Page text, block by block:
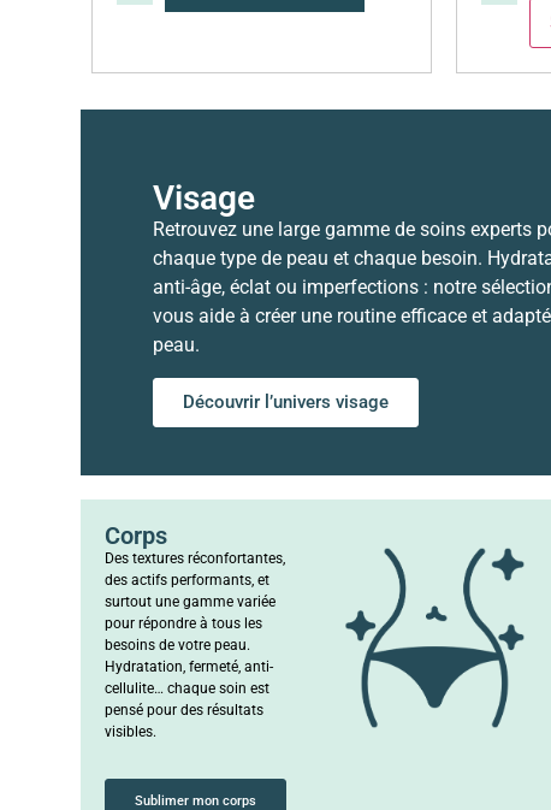
Visage
Retrouvez une large gamme de soins experts
chaque type de peau et chaque besoin.
anti-âge, éclat ou imperfections : notre
vous aide à créer une routine efficace et
peau.
Découvrir l’univers visage
Corps
Des textures réconfortantes,
des actifs performants, et
surtout une gamme variée
pour répondre à tous les
besoins de votre peau.
Hydratation, fermeté, anti-
cellulite… chaque soin est
pensé pour des résultats
visibles.
Sublimer mon corps